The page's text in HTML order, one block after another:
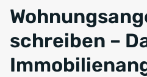
schreiben –